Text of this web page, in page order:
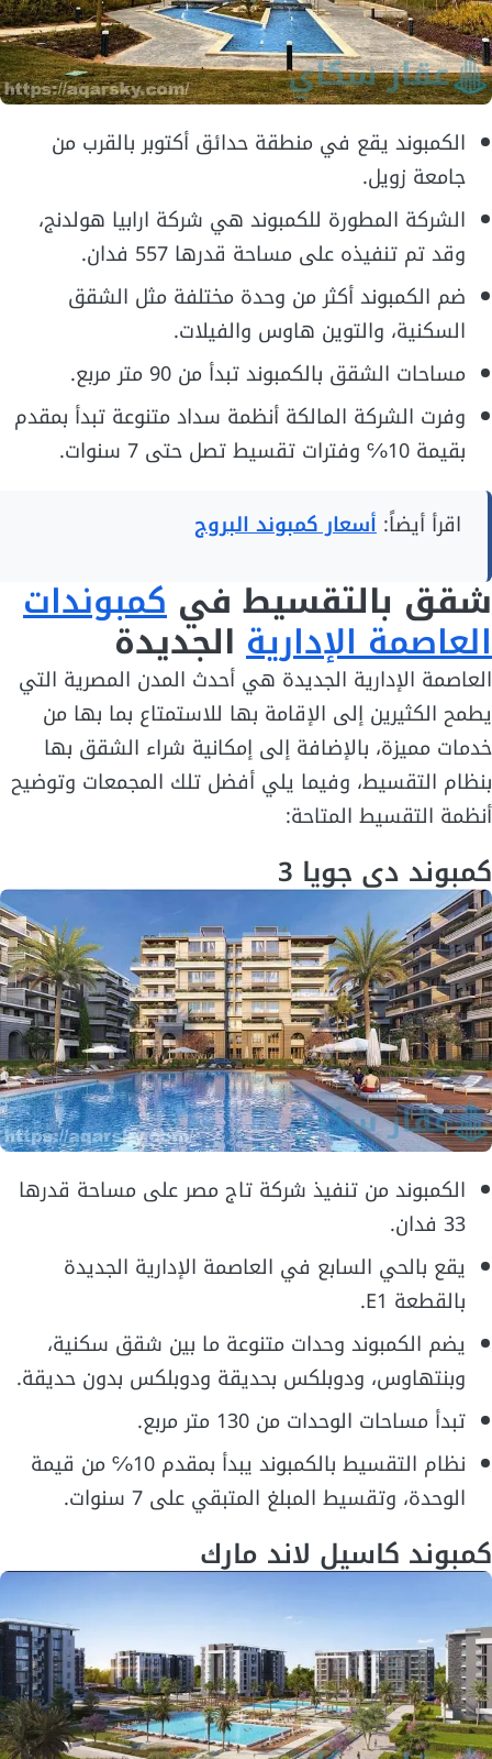
الكمبوند يقع في منطقة حدائق أكتوبر بالقرب من
جامعة زويل.
الشركة المطورة للكمبوند هي شركة ارابيا هولدنج،
وقد تم تنفيذه على مساحة قدرها 557 فدان.
ضم الكمبوند أكثر من وحدة مختلفة مثل الشقق
السكنية، والتوين هاوس والفيلات.
مساحات الشقق بالكمبوند تبدأ من 90 متر مربع.
وفرت الشركة المالكة أنظمة سداد متنوعة تبدأ بمقدم
بقيمة 10℅ وفترات تقسيط تصل حتى 7 سنوات.
اقرأ أيضاً: أسعار كمبوند البروج
شقق بالتقسيط في كمبوندات
العاصمة الإدارية الجديدة
العاصمة الإدارية الجديدة هي أحدث المدن المصرية التي
يطمح الكثيرين إلى الإقامة بها للاستمتاع بما بها من
خدمات مميزة، بالإضافة إلى إمكانية شراء الشقق بها
بنظام التقسيط، وفيما يلي أفضل تلك المجمعات وتوضيح
أنظمة التقسيط المتاحة:
كمبوند دي جويا 3
الكمبوند من تنفيذ شركة تاج مصر على مساحة قدرها
33 فدان.
يقع بالحي السابع في العاصمة الإدارية الجديدة
بالقطعة E1.
يضم الكمبوند وحدات متنوعة ما بين شقق سكنية،
وبنتهاوس، ودوبلكس بحديقة ودوبلكس بدون حديقة.
تبدأ مساحات الوحدات من 130 متر مربع.
نظام التقسيط بالكمبوند يبدأ بمقدم 10℅ من قيمة
الوحدة، وتقسيط المبلغ المتبقي على 7 سنوات.
كمبوند كاسيل لاند مارك